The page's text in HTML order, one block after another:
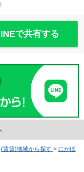
で共有する
(賃貸)地域から探す > にかほ